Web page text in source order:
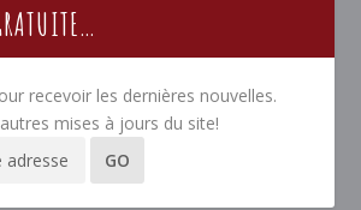
recevoir les dernières nouvelles.
mises à jours du site!